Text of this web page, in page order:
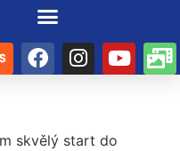
skvělý start do